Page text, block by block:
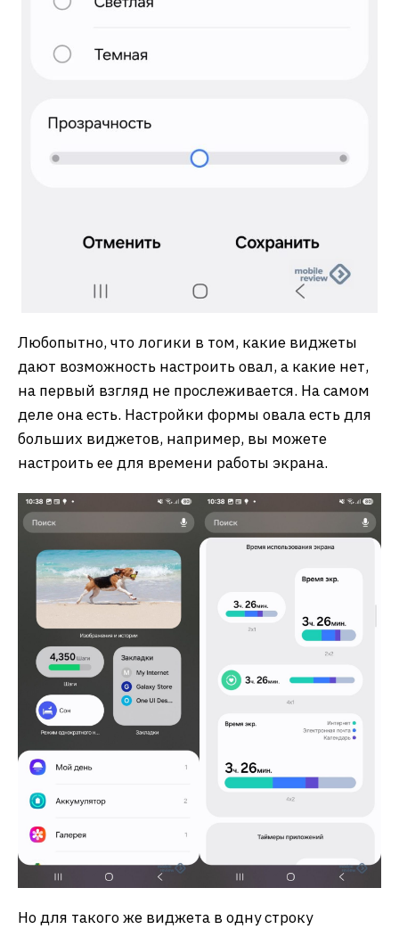
Любопытно, что логики в том, какие виджеты
дают возможность настроить овал, а какие нет,
на первый взгляд не прослеживается. На самом
деле она есть. Настройки формы овала есть для
больших виджетов, например, вы можете
настроить ее для времени работы экрана.
Но для такого же виджета в одну строку